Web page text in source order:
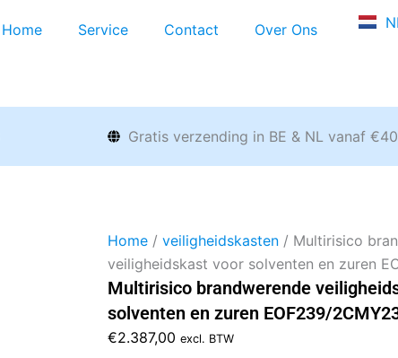
Home Service Contact Over Ons
Gratis verzending in BE & NL vanaf
Home / veiligheidskasten / Multirisico
veiligheidskast voor solventen en zuren
Multirisico brandwerende
solventen en zuren EOF239/
€2.387,00 excl. BTW